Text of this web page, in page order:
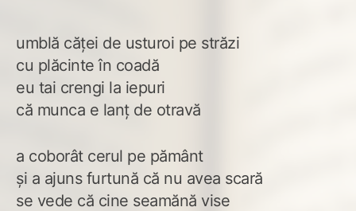
umblă căței de usturoi pe străzi
cu plăcinte în coadă
eu tai crengi la iepuri
că munca e lanț de otravă
a coborât cerul pe pământ
și a ajuns furtună că nu avea scară
se vede că cine seamănă vise